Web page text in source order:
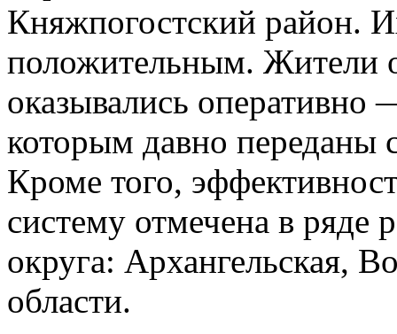
Княжпогостский район.
положительным. Жители
оказывались
которым давно переданы
Кроме того,
систему отмечена в ряде
округа: Архангельская,
области.